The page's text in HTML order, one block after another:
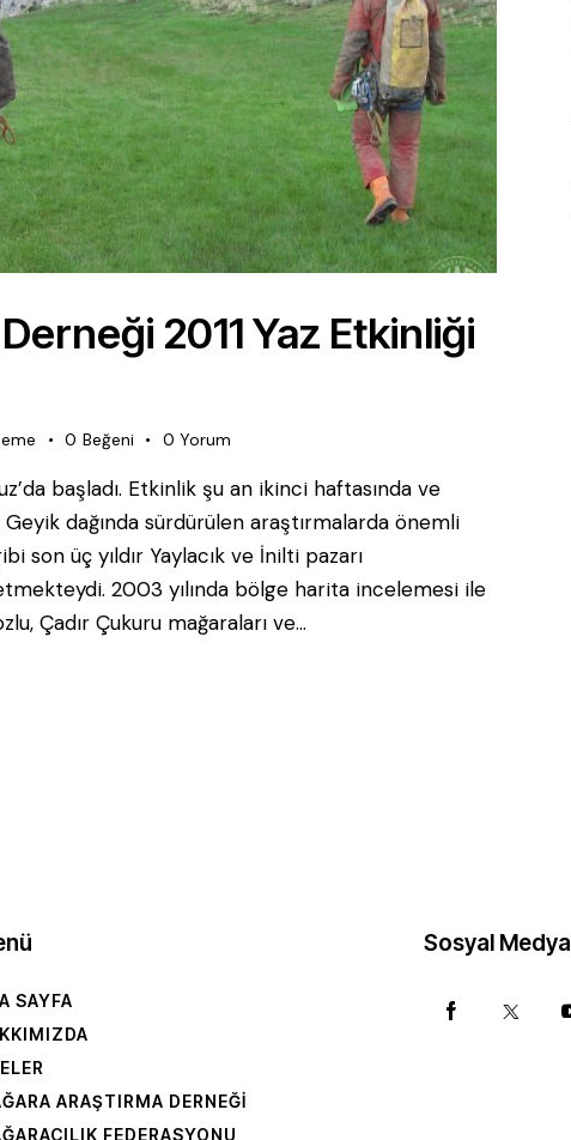
2011 Yaz Etkinliği
0 Beğeni 0 Yorum
başladı. Etkinlik şu an ikinci haftasında ve
dağında sürdürülen araştırmalarda önemli
son üç yıldır Yaylacık ve İnilti pazarı
2003 yılında bölge harita incelemesi ile
Çadır Çukuru mağaraları ve…
SAYFA
ARAŞTIRMA DERNEĞI
FEDERASYONU
Sosyal Medya